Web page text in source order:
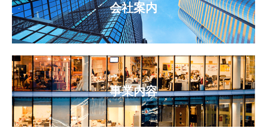
会社案内
事業内容